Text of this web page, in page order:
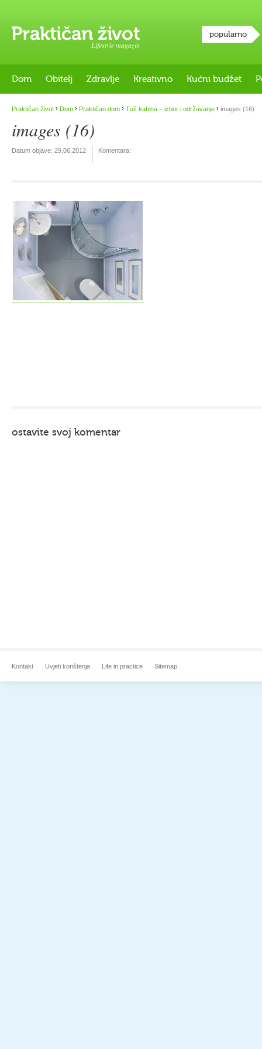
Lifestyle magazin
popularno
Dom Obitelj Zdravlje Kreativno Kućni budžet
Praktičan život › Dom › Praktičan dom › Tuš kabina – izbor i održavanje › images (16)
images (16)
Datum objave: 29.06.2012 Komentara:
ostavite svoj komentar
Kontakt Uvjeti korištenja Life in practice Sitemap